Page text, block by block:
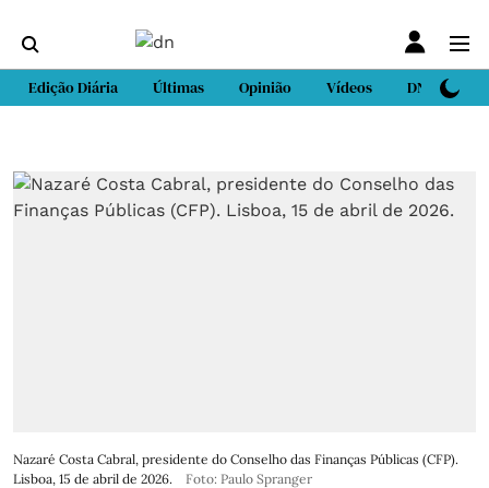
Edição Diária Últimas Opinião Vídeos DN Sport
Nazaré Costa Cabral, presidente do Conselho das Finanças Públicas (CFP).
Lisboa, 15 de abril de 2026.
Foto: Paulo Spranger